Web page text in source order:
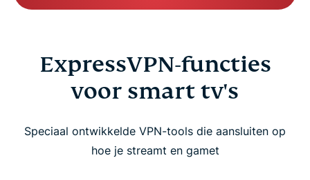
ExpressVPN-functies
voor smart tv's
Speciaal ontwikkelde VPN-tools die aansluiten op
hoe je streamt en gamet